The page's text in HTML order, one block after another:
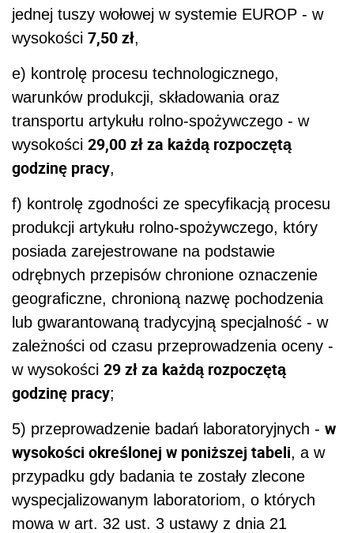
jednej tuszy wołowej w systemie EUROP - w
wysokości 7,50 zł,
e) kontrolę procesu technologicznego,
warunków produkcji, składowania oraz
transportu artykułu rolno-spożywczego - w
wysokości 29,00 zł za każdą rozpoczętą
godzinę pracy,
f) kontrolę zgodności ze specyfikacją procesu
produkcji artykułu rolno-spożywczego, który
posiada zarejestrowane na podstawie
odrębnych przepisów chronione oznaczenie
geograficzne, chronioną nazwę pochodzenia
lub gwarantowaną tradycyjną specjalność - w
zależności od czasu przeprowadzenia oceny -
w wysokości 29 zł za każdą rozpoczętą
godzinę pracy;
5) przeprowadzenie badań laboratoryjnych - w
wysokości określonej w poniższej tabeli, a w
przypadku gdy badania te zostały zlecone
wyspecjalizowanym laboratoriom, o których
mowa w art. 32 ust. 3 ustawy z dnia 21